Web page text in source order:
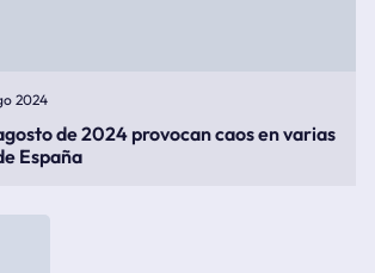
2024
de 2024 provocan caos en varias
España